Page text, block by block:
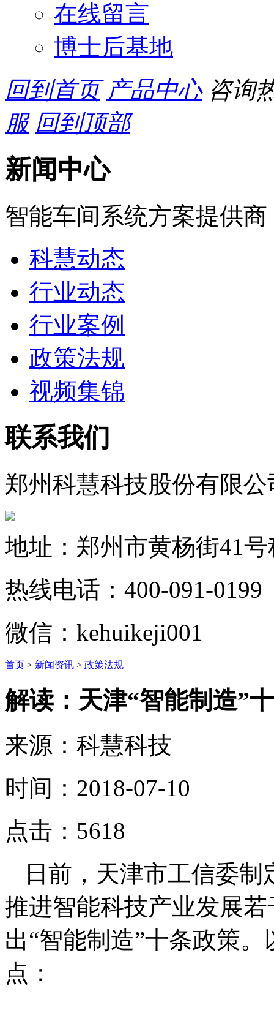
在线留言
博士后基地
回到首页 产品中心 咨询
服 回到顶部
新闻中心
智能车间系统方案提供商
科慧动态
行业动态
行业案例
政策法规
视频集锦
联系我们
郑州科慧科技股份有限公
地址：郑州市黄杨街41
热线电话：400-091-0199
微信：kehuikeji001
首页 > 新闻资讯 > 政策法规
解读：天津“智能制造”
来源：科慧科技
时间：2018-07-10
点击： 5618
日前，天津市工信委
推进智能科技产业发展
出“智能制造”十条政策
点：